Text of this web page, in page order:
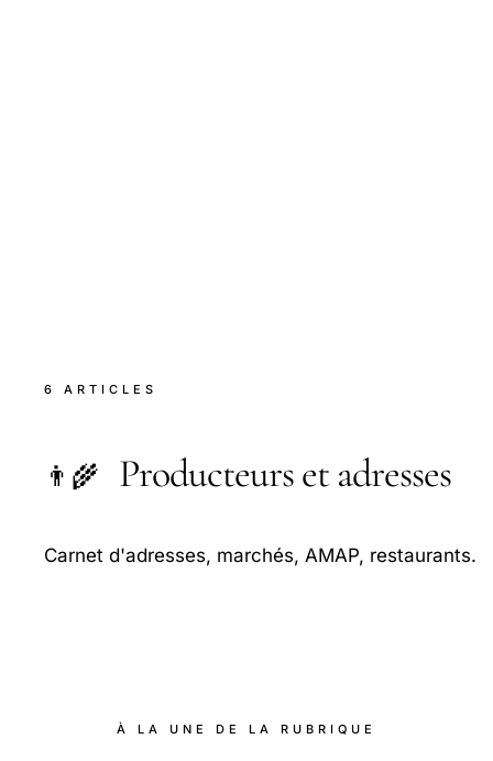
6 ARTICLES
👨‍🌾 Producteurs et adresses
Carnet d'adresses, marchés, AMAP, restaurants.
À LA UNE DE LA RUBRIQUE